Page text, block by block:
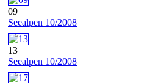
09
Seealpen 10/2008
13
Seealpen 10/2008